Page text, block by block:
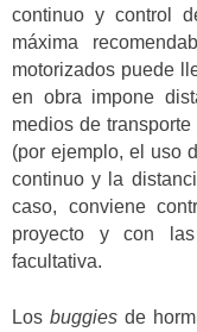
continuo y control
máxima
motorizados puede
en obra impone
medios de
(por ejemplo, el uso
continuo y la
caso, conviene
proyecto y con
facultativa.
Los buggies de